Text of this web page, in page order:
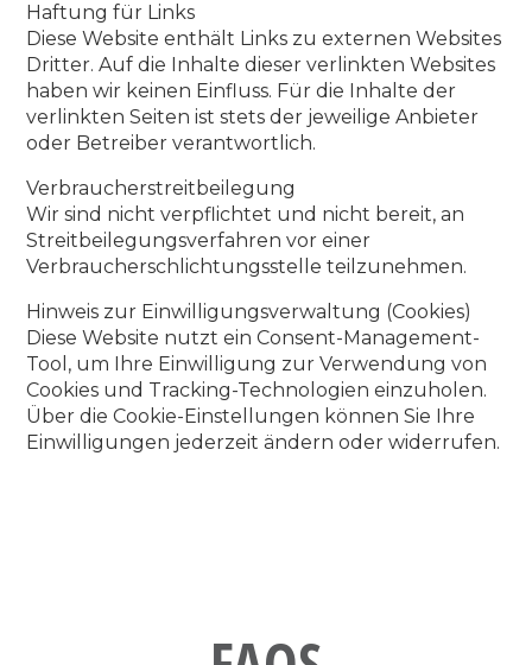
Haftung für Links
Diese Website enthält Links zu externen Websites
Dritter. Auf die Inhalte dieser verlinkten Websites
haben wir keinen Einfluss. Für die Inhalte der
verlinkten Seiten ist stets der jeweilige Anbieter
oder Betreiber verantwortlich.
Verbraucherstreitbeilegung
Wir sind nicht verpflichtet und nicht bereit, an
Streitbeilegungsverfahren vor einer
Verbraucherschlichtungsstelle teilzunehmen.
Hinweis zur Einwilligungsverwaltung (Cookies)
Diese Website nutzt ein Consent-Management-
Tool, um Ihre Einwilligung zur Verwendung von
Cookies und Tracking-Technologien einzuholen.
Über die Cookie-Einstellungen können Sie Ihre
Einwilligungen jederzeit ändern oder widerrufen.